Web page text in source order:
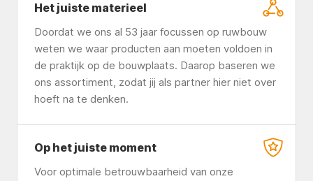
Het juiste materieel
Doordat we ons al 53 jaar focussen op ruwbouw
weten we waar producten aan moeten voldoen in
de praktijk op de bouwplaats. Daarop baseren we
ons assortiment, zodat jij als partner hier niet over
hoeft na te denken.
Op het juiste moment
Voor optimale betrouwbaarheid van onze